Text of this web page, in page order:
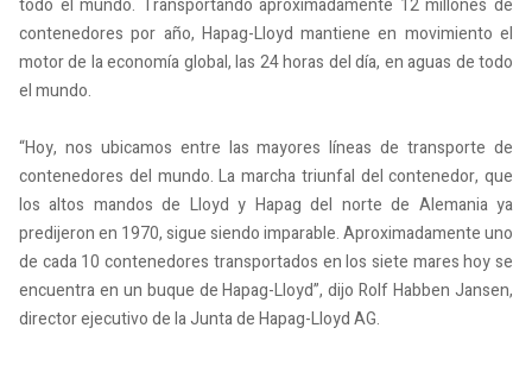
contenedores por año, Hapag-Lloyd mantiene en movimiento el
motor de la economía global, las 24 horas del día, en aguas de todo
el mundo.
“Hoy, nos ubicamos entre las mayores líneas de transporte de
contenedores del mundo. La marcha triunfal del contenedor, que
los altos mandos de Lloyd y Hapag del norte de Alemania ya
predijeron en 1970, sigue siendo imparable. Aproximadamente uno
de cada 10 contenedores transportados en los siete mares hoy se
encuentra en un buque de Hapag-Lloyd”, dijo Rolf Habben Jansen,
director ejecutivo de la Junta de Hapag-Lloyd AG.